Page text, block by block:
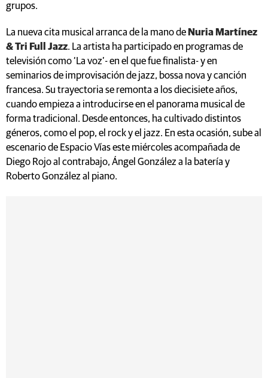
grupos.
La nueva cita musical arranca de la mano de Nuria Martínez
& Tri Full Jazz. La artista ha participado en programas de
televisión como ‘La voz’- en el que fue finalista- y en
seminarios de improvisación de jazz, bossa nova y canción
francesa. Su trayectoria se remonta a los diecisiete años,
cuando empieza a introducirse en el panorama musical de
forma tradicional. Desde entonces, ha cultivado distintos
géneros, como el pop, el rock y el jazz. En esta ocasión, sube al
escenario de Espacio Vías este miércoles acompañada de
Diego Rojo al contrabajo, Ángel González a la batería y
Roberto González al piano.